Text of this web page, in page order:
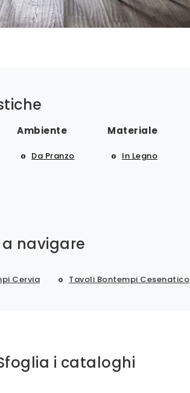
Ambiente
Da Pranzo
Materiale
In Legno
navigare
Cervia Tavoli Bontempi Cesenatico
i cataloghi